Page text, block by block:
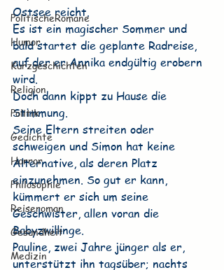
PolitischeRomane
Humor
Kurzgeschichten
Religion
Politik
Gedichte
Horror
Philosophie
Reiseroman
Gesundheit
Medizin
Ostsee reicht.
Es ist ein magischer Sommer und
bald startet die geplante Radreise,
auf der er Annika endgültig erobern
wird.
Doch dann kippt zu Hause die
Stimmung.
Seine Eltern streiten oder
schweigen und Simon hat keine
Alternative, als deren Platz
einzunehmen. So gut er kann,
kümmert er sich um seine
Geschwister, allen voran die
Babyzwillinge.
Pauline, zwei Jahre jünger als er,
unterstützt ihn tagsüber; nachts